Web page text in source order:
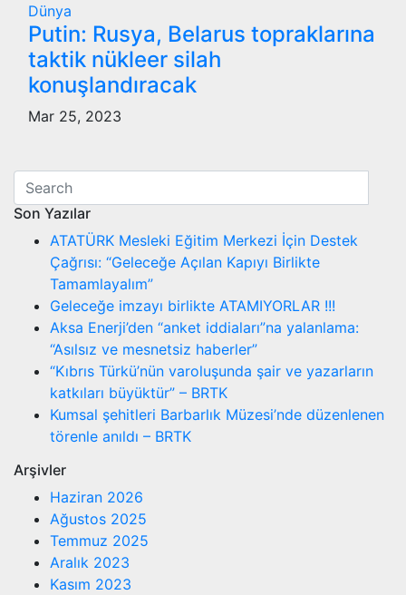
Dünya
Putin: Rusya, Belarus topraklarına
taktik nükleer silah
konuşlandıracak
Mar 25, 2023
Son Yazılar
ATATÜRK Mesleki Eğitim Merkezi İçin Destek
Çağrısı: “Geleceğe Açılan Kapıyı Birlikte
Tamamlayalım”
Geleceğe imzayı birlikte ATAMIYORLAR !!!
Aksa Enerji’den “anket iddiaları”na yalanlama:
“Asılsız ve mesnetsiz haberler”
“Kıbrıs Türkü’nün varoluşunda şair ve yazarların
katkıları büyüktür” – BRTK
Kumsal şehitleri Barbarlık Müzesi’nde düzenlenen
törenle anıldı – BRTK
Arşivler
Haziran 2026
Ağustos 2025
Temmuz 2025
Aralık 2023
Kasım 2023